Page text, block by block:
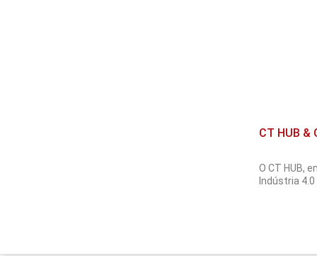
CT HUB &
O CT HUB,
Indústria